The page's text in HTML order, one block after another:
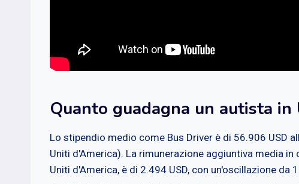
Quanto guadagna un autista in
Lo stipendio medio come Bus Driver è di 56.906 USD
Uniti d'America). La rimunerazione aggiuntiva media in
Uniti d'America, è di 2.494 USD, con un'oscillazione da